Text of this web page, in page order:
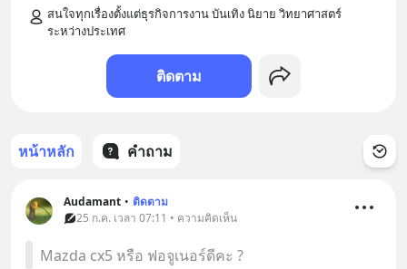
สนใจทุกเรื่องตั้งแต่ธุรกิจการงาน บันเทิง นิยาย วิทยาศาสตร์
ติดตาม
หน้าหลัก คำถาม
Audamant • ติดตาม
25 ก.ค. เวลา 07:11 • ความคิดเห็น
Mazda cx5 หรือ ฟอจูเนอร์ดีคะ ?